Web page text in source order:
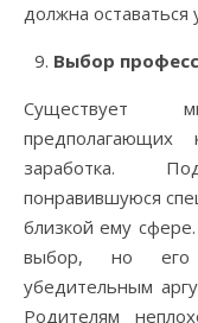
должна
Выбор
Существует
предполагающих
заработка.
понравившуюся
близкой ему
выбор, но его
убедительным
Родителям